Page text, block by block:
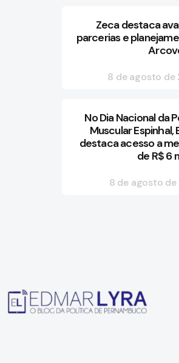
Zeca destaca
parcerias e
8 de agosto de
No Dia Nacional da
Muscular
destaca acesso a
de R$ 6
8 de agosto